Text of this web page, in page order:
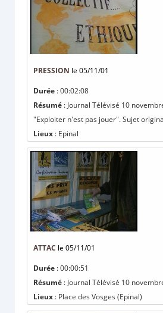
PRESSION le 05/11/01
Durée : 00:02:08
Résumé : Journal Télévisé 10
"Exploiter n'est pas jouer". Sujet
Lieux : Epinal
ATTAC le 05/11/01
Durée : 00:00:51
Résumé : Journal Télévisé 10
Lieux : Place des Vosges (Epinal)